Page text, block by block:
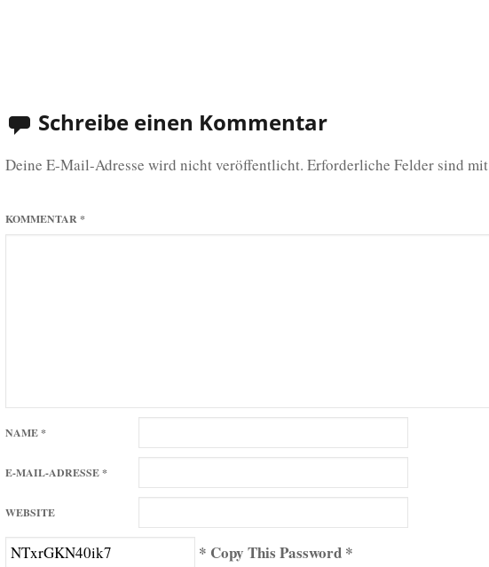
Schreibe einen Kommentar
Deine E-Mail-Adresse wird nicht veröffentlicht. Erforderliche Felder sind mit
KOMMENTAR*
NAME*
E-MAIL-ADRESSE*
WEBSITE
* Copy This Password *